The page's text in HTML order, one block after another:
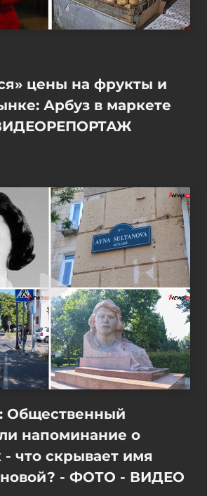
цены на фрукты и
Арбуз в маркете
Общественный
напоминание о
- что скрывает имя
- ФОТО - ВИДЕО